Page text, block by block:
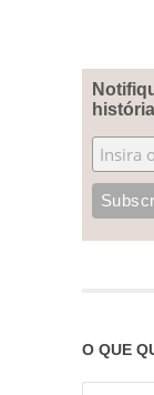
O QUE